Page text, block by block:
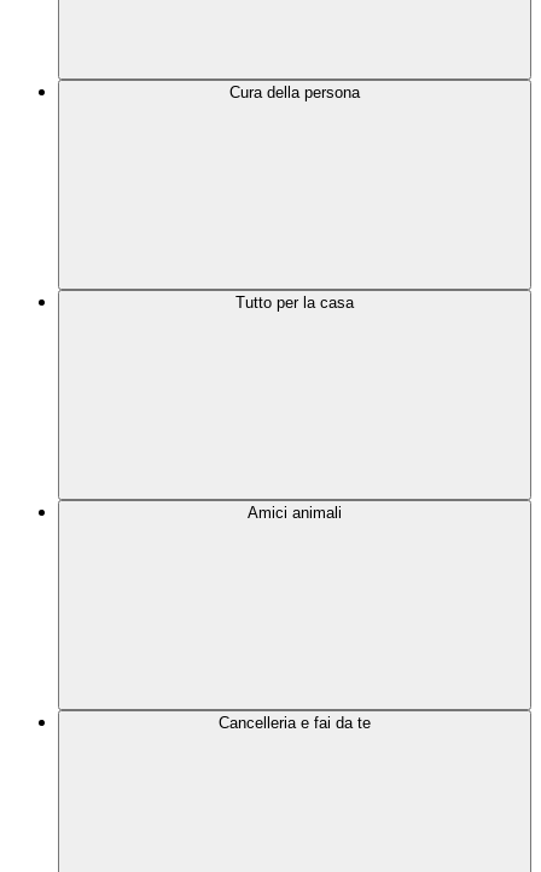
Cura della persona
Tutto per la casa
Amici animali
Cancelleria e fai da te